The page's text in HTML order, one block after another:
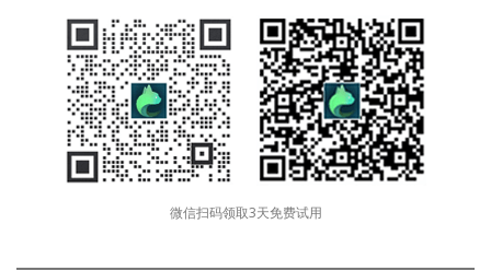
微信扫码领取3天免费试用